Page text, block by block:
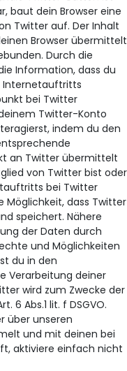
baut dein Browser eine
Twitter auf. Der Inhalt
Browser übermittelt
Durch die
Information, dass du
Internetauftritts
bei Twitter
Twitter-Konto
indem du den
an Twitter übermittelt
von Twitter bist oder
bei Twitter
dass Twitter
speichert. Nähere
der Daten durch
und Möglichkeiten
du in den
Verarbeitung deiner
wird zum Zwecke der
6 Abs.1 lit. f DSGVO.
über unseren
und mit deinen bei
aktiviere einfach nicht